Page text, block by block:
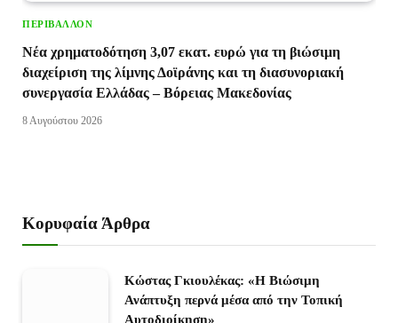
ΠΕΡΙΒΆΛΛΟΝ
Νέα χρηματοδότηση 3,07 εκατ. ευρώ για τη βιώσιμη
διαχείριση της λίμνης Δοϊράνης και τη διασυνοριακή
συνεργασία Ελλάδας – Βόρειας Μακεδονίας
8 Αυγούστου 2026
Κορυφαία Άρθρα
Κώστας Γκιουλέκας: «Η Βιώσιμη
Ανάπτυξη περνά μέσα από την Τοπική
Αυτοδιοίκηση»